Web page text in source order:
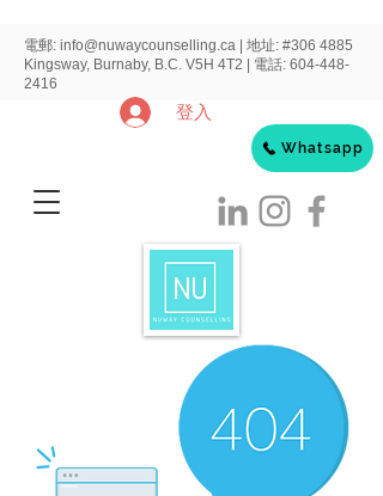
電郵: info@nuwaycounselling.ca 地址: #306 4885
Kingsway, Burnaby, B.C. V5H 4T2 | 電話: 604-448-
2416
登入
Whatsapp